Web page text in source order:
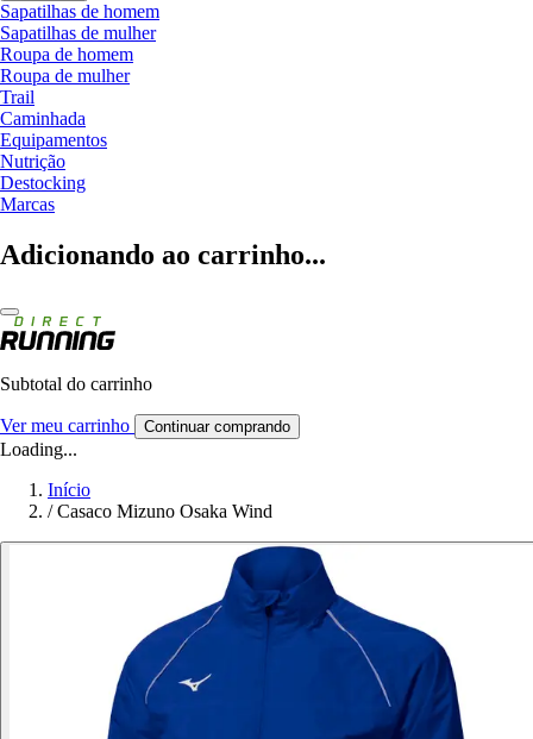
Sapatilhas de homem
Sapatilhas de mulher
Roupa de homem
Roupa de mulher
Trail
Caminhada
Equipamentos
Nutrição
Destocking
Marcas
Adicionando ao carrinho...
Subtotal do carrinho
Ver meu carrinho Continuar comprando
Loading...
Início
/ Casaco Mizuno Osaka Wind